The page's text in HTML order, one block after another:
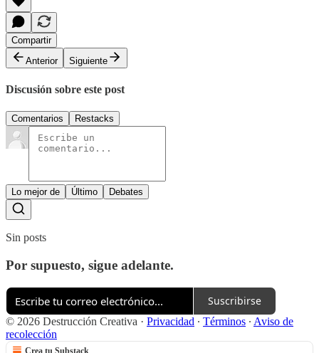
Compartir
Anterior
Siguiente
Discusión sobre este post
Comentarios Restacks
Lo mejor de Último Debates
Sin posts
Por supuesto, sigue adelante.
Suscribirse
© 2026 Destrucción Creativa · Privacidad ∙ Términos ∙ Aviso de
recolección
Crea tu Substack